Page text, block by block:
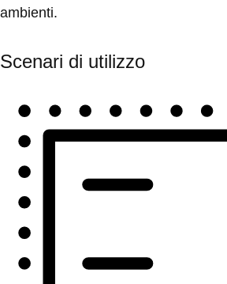
ambienti.
Scenari di utilizzo